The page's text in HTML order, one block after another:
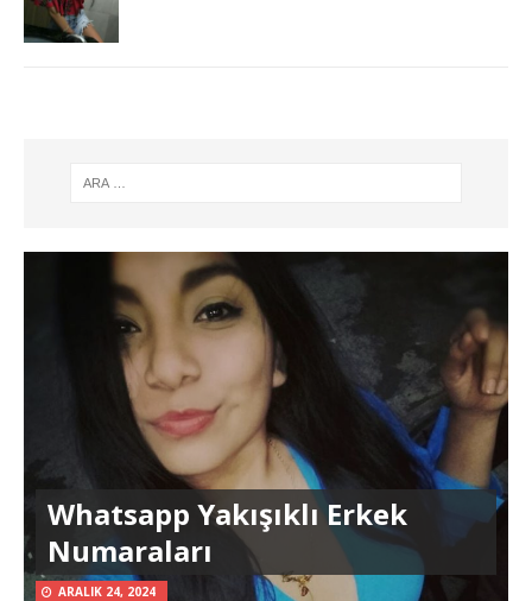
Whatsapp Yakışıklı Erkek
Numaraları
ARALIK 24, 2024